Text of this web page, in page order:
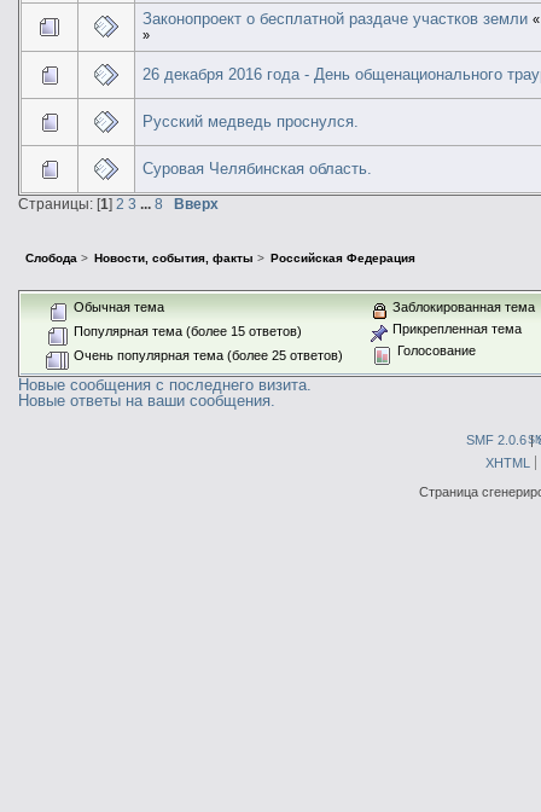
Законопроект о бесплатной раздаче участков земли
»
26 декабря 2016 года - День общенационального
Русский медведь проснулся.
Суровая Челябинская область.
Страницы: [1] 2 3 ... 8 Вверх
Слобода > Новости, события, факты > Российская Федерация
Обычная тема
Популярная тема (более 15 ответов)
Очень популярная тема (более 25 ответов)
Заблокированная тема
Прикрепленная тема
Голосование
Новые сообщения с последнего визита.
Новые ответы на ваши сообщения.
SMF 2.0.6|
XHTML
Страница